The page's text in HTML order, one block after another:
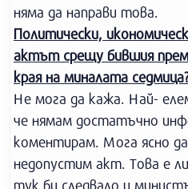
няма да направи това.
Политически,
актът срещу бившия
края на миналата
Не мога да кажа. Най-
че нямам достатъчно
коментирам. Мога ясно
недопустим акт. Това е
тук би следвало и